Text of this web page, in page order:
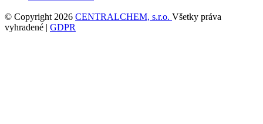
© Copyright 2026 CENTRALCHEM, s.r.o. Všetky práva
vyhradené | GDPR